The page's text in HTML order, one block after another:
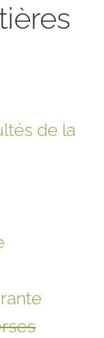
de la